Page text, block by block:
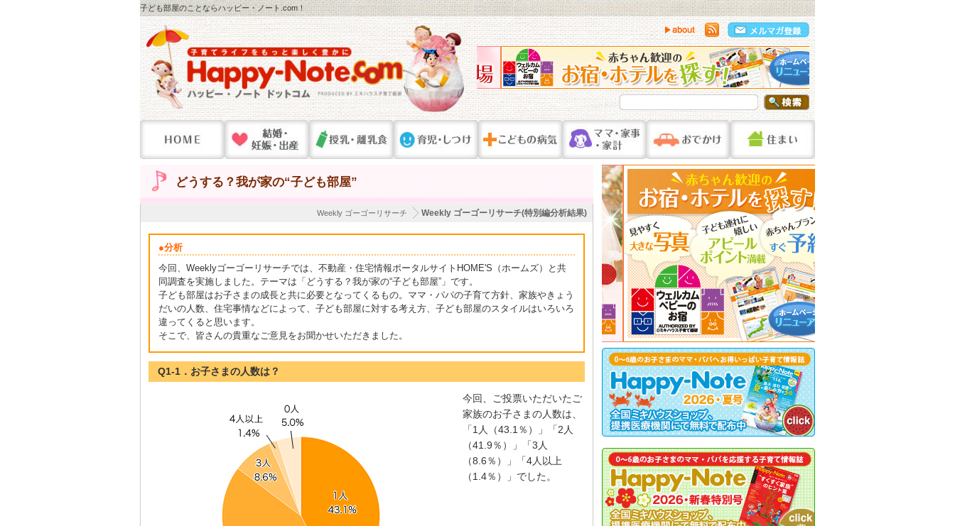
子ども部屋のことならハッピー・ノート.com！
どうする？我が家の“子ども部屋”
Weekly ゴーゴーリサーチ(特別編分析結果)
Weekly ゴーゴーリサーチ
●分析
今回、Weeklyゴーゴーリサーチでは、不動産・住宅情報ポータルサイトHOME'S（ホームズ）と共
同調査を実施しました。テーマは「どうする？我が家の“子ども部屋”」です。
子ども部屋はお子さまの成長と共に必要となってくるもの。ママ・パパの子育て方針、家族やきょう
だいの人数、住宅事情などによって、子ども部屋に対する考え方、子ども部屋のスタイルはいろいろ
違ってくると思います。
そこで、皆さんの貴重なご意見をお聞かせいただきました。
Q1-1．お子さまの人数は？
今回、ご投票いただいたご
家族のお子さまの人数は、
「1人（43.1％）」「2人
（41.9％）」「3人
（8.6％）」「4人以上
（1.4％）」でした。